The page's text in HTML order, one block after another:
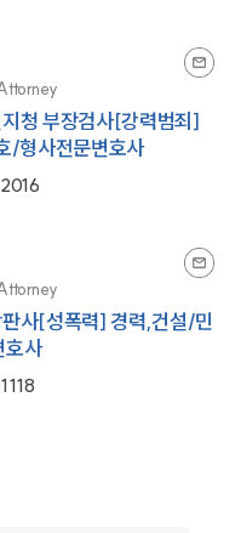
청 부장검사[강력범죄]
/형사전문변호사
사[성폭력] 경력,건설/민
호사